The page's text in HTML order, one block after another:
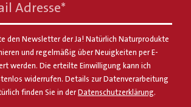
Adresse*
den Newsletter der Ja! Natürlich Naturprodukte
und regelmäßig über Neuigkeiten per E-
werden. Die erteilte Einwilligung kann ich
widerrufen. Details zur Datenverarbeitung
finden Sie in der Datenschutzerklärung.